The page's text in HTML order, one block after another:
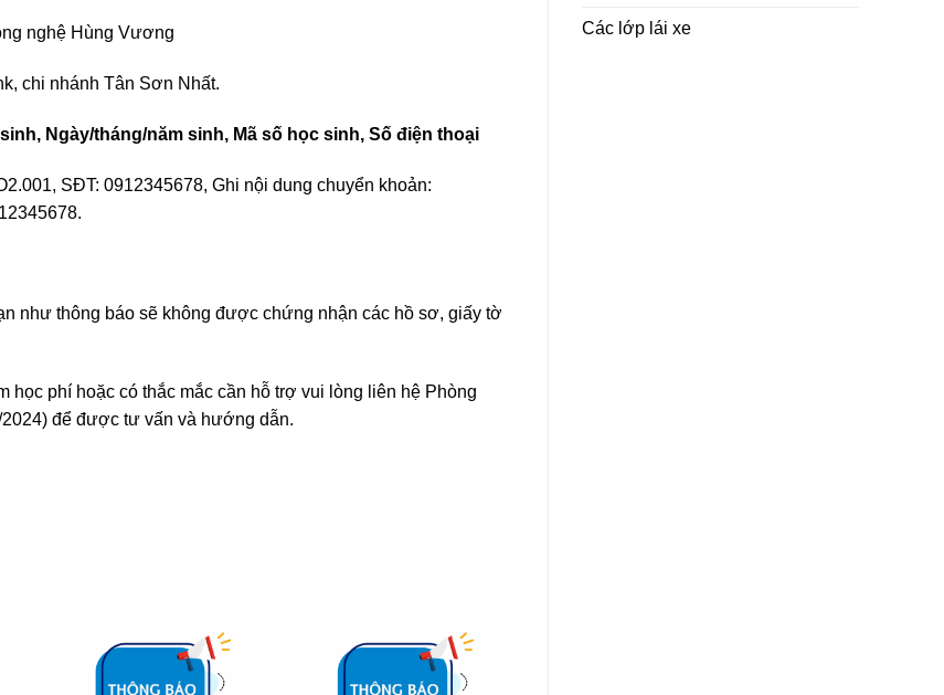
nghệ Hùng Vương
chi nhánh Tân Sơn Nhất.
Ngày/tháng/năm sinh, Mã số học sinh, Số điện thoại
SĐT: 0912345678, Ghi nội dung chuyển khoản:
như thông báo sẽ không được chứng nhận các hồ sơ, giấy tờ
học phí hoặc có thắc mắc cần hỗ trợ vui lòng liên hệ Phòng
để được tư vấn và hướng dẫn.
Các lớp lái xe